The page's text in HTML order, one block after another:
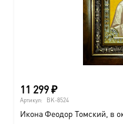
11 299₽
Артикул: BK-8524
Икона Феодор Томский, в